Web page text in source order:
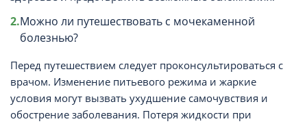
Можно ли путешествовать с мочекаменной
болезнью?
Перед путешествием следует проконсультироваться с
врачом. Изменение питьевого режима и жаркие
условия могут вызвать ухудшение самочувствия и
обострение заболевания. Потеря жидкости при